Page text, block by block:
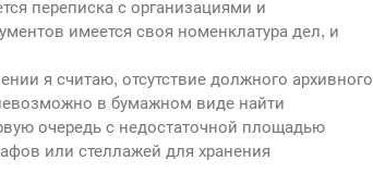
переписка с организациями и
имеется своя номенклатура дел, и
я считаю, отсутствие должного архивного
в бумажном виде найти
очередь с недостаточной площадью
или стеллажей для хранения